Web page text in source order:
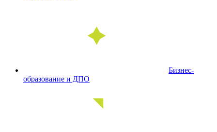
Бизнес-
образование и ДПО